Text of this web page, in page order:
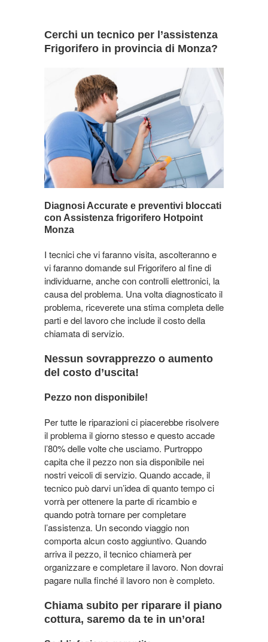
Cerchi un tecnico per l’assistenza
Frigorifero in provincia di Monza?
Diagnosi Accurate e preventivi bloccati
con Assistenza frigorifero Hotpoint
Monza
I tecnici che vi faranno visita, ascolteranno e
vi faranno domande sul Frigorifero al fine di
individuarne, anche con controlli elettronici, la
causa del problema. Una volta diagnosticato il
problema, riceverete una stima completa delle
parti e del lavoro che include il costo della
chiamata di servizio.
Nessun sovrapprezzo o aumento
del costo d’uscita!
Pezzo non disponibile!
Per tutte le riparazioni ci piacerebbe risolvere
il problema il giorno stesso e questo accade
l’80% delle volte che usciamo. Purtroppo
capita che il pezzo non sia disponibile nei
nostri veicoli di servizio. Quando accade, il
tecnico può darvi un’idea di quanto tempo ci
vorrà per ottenere la parte di ricambio e
quando potrà tornare per completare
l’assistenza. Un secondo viaggio non
comporta alcun costo aggiuntivo. Quando
arriva il pezzo, il tecnico chiamerà per
organizzare e completare il lavoro. Non dovrai
pagare nulla finché il lavoro non è completo.
Chiama subito per riparare il piano
cottura, saremo da te in un’ora!